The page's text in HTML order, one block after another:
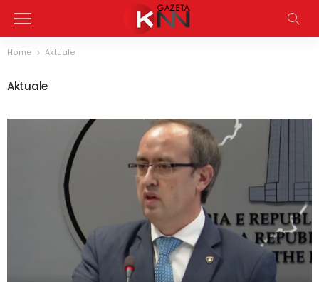
Home Aktuale
Aktuale